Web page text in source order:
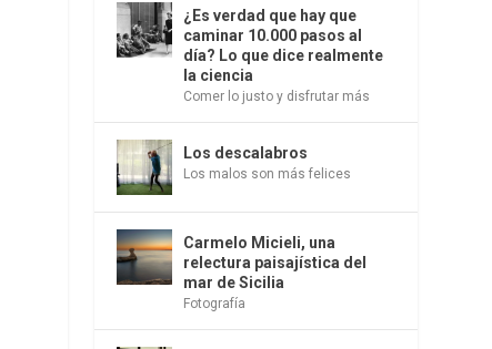
¿Es verdad que hay que
caminar 10.000 pasos al
día? Lo que dice realmente
la ciencia
Comer lo justo y disfrutar más
Los descalabros
Los malos son más felices
Carmelo Micieli, una
relectura paisajística del
mar de Sicilia
Fotografía